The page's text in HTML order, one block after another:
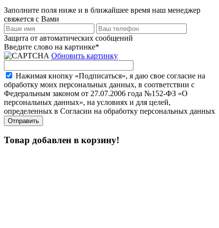
Заполните поля ниже и в ближайшее время наш менеджер
свяжется с Вами
Защита от автоматических сообщений
Введите слово на картинке*
Обновить картинку
Нажимая кнопку «Подписаться», я даю свое согласие на
обработку моих персональных данных, в соответствии с
Федеральным законом от 27.07.2006 года №152-ФЗ «О
персональных данных», на условиях и для целей,
определенных в Согласии на обработку персональных данных
Товар добавлен в корзину!